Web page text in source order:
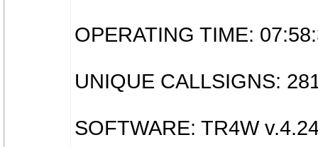
OPERATING TIME:
UNIQUE CALLSIGNS:
SOFTWARE: TR4W